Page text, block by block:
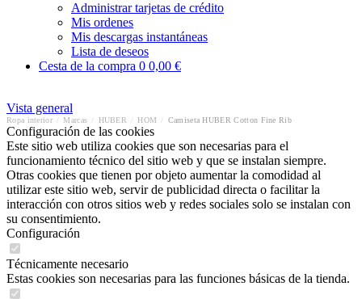
Administrar tarjetas de crédito
Mis ordenes
Mis descargas instantáneas
Lista de deseos
Cesta de la compra 0 0,00 €
Vista general
Ropa interior Marcas HUBER HOM Camiseta HUBER Cotton Fine Rib
Configuración de las cookies
Este sitio web utiliza cookies que son necesarias para el
funcionamiento técnico del sitio web y que se instalan siempre.
Otras cookies que tienen por objeto aumentar la comodidad al
utilizar este sitio web, servir de publicidad directa o facilitar la
interacción con otros sitios web y redes sociales solo se instalan con
su consentimiento.
Configuración
Técnicamente necesario
Estas cookies son necesarias para las funciones básicas de la tienda.